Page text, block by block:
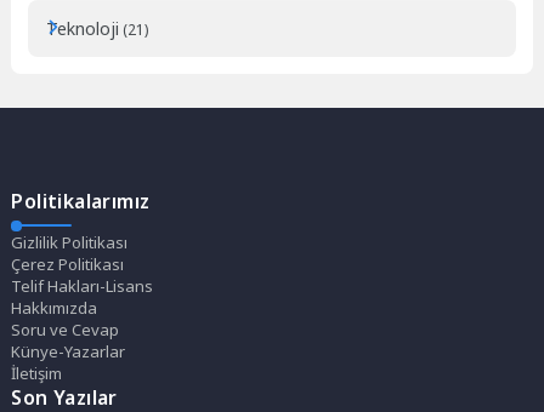
Teknoloji (21)
Politikalarımız
Gizlilik Politikası
Çerez Politikası
Telif Hakları-Lisans
Hakkımızda
Soru ve Cevap
Künye-Yazarlar
İletişim
Son Yazılar